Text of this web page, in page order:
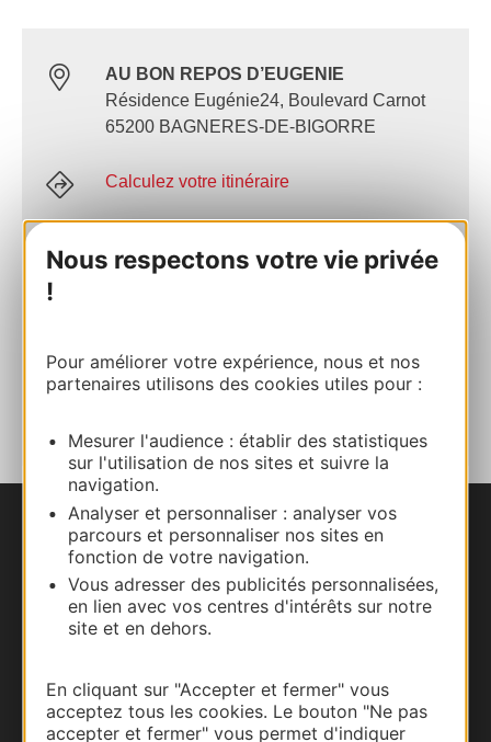
Nous respectons votre vie privée
!
Pour améliorer votre expérience, nous et nos
partenaires utilisons des cookies utiles pour :
Mesurer l'audience : établir des statistiques
sur l'utilisation de nos sites et suivre la
navigation.
Analyser et personnaliser : analyser vos
parcours et personnaliser nos sites en
fonction de votre navigation.
Vous adresser des publicités personnalisées,
en lien avec vos centres d'intérêts sur notre
site et en dehors.
En cliquant sur "Accepter et fermer" vous
acceptez tous les cookies. Le bouton "Ne pas
accepter et fermer" vous permet d'indiquer
AU BON REPOS D’EUGENIE
Résidence Eugénie24, Boulevard Carnot
65200 BAGNERES-DE-BIGORRE
Calculez votre itinéraire
06 38 20 54 20
AJOUTER
Nous contacter
Carte interactive
Documentation